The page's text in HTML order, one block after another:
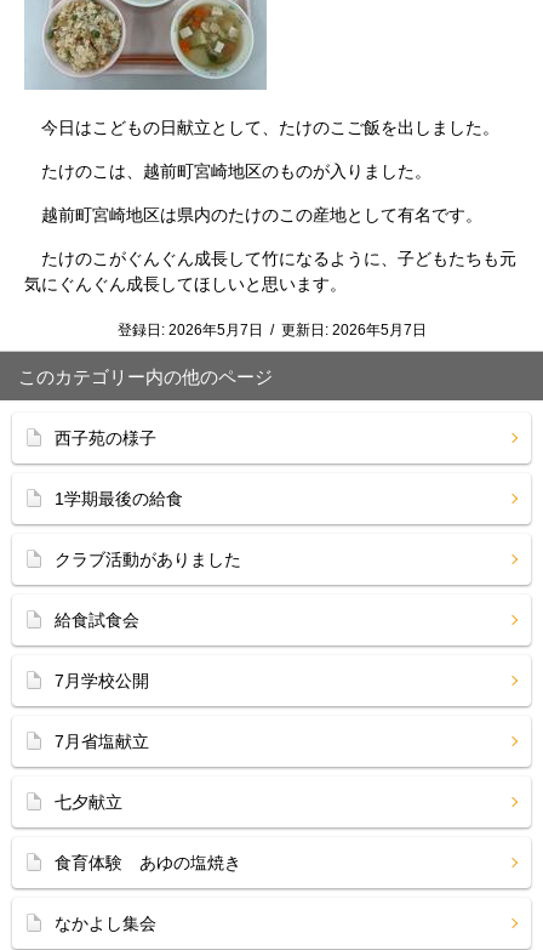
今日はこどもの日献立として、たけのこご飯を出しました。
たけのこは、越前町宮崎地区のものが入りました。
越前町宮崎地区は県内のたけのこの産地として有名です。
たけのこがぐんぐん成長して竹になるように、子どもたちも元
気にぐんぐん成長してほしいと思います。
登録日: 2026年5月7日 / 更新日: 2026年5月7日
このカテゴリー内の他のページ
西子苑の様子
1学期最後の給食
クラブ活動がありました
給食試食会
7月学校公開
7月省塩献立
七夕献立
食育体験 あゆの塩焼き
なかよし集会